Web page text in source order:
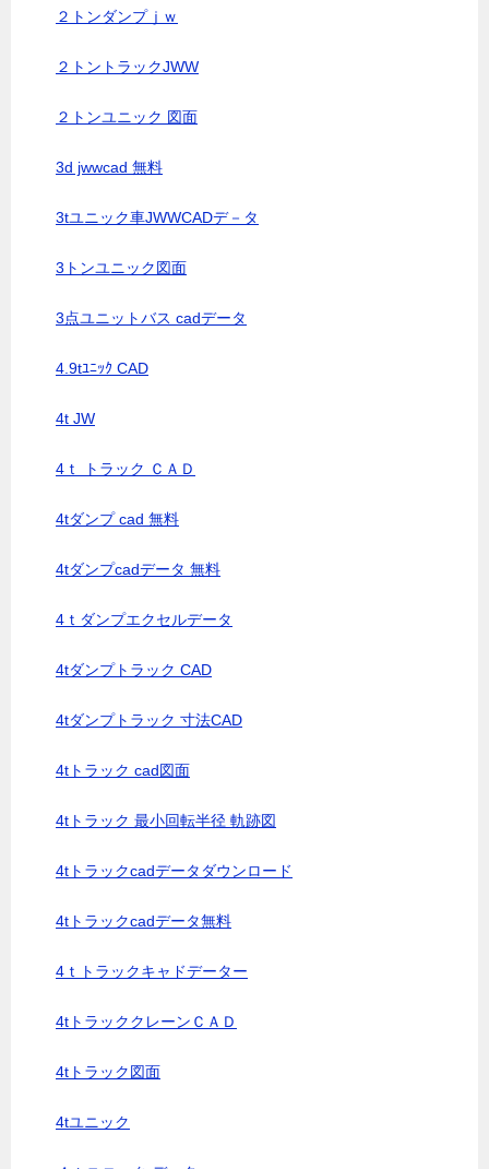
２トンダンプｊｗ
２トントラックJWW
２トンユニック 図面
3d jwwcad 無料
3tユニック車JWWCADデ－タ
3トンユニック図面
3点ユニットバス cadデータ
4.9tﾕﾆｯｸ CAD
4t JW
4ｔ トラック ＣＡＤ
4tダンプ cad 無料
4tダンプcadデータ 無料
4ｔダンプエクセルデータ
4tダンプトラック CAD
4tダンプトラック 寸法CAD
4tトラック cad図面
4tトラック 最小回転半径 軌跡図
4tトラックcadデータダウンロード
4tトラックcadデータ無料
4ｔトラックキャドデーター
4tトラッククレーンＣＡＤ
4tトラック図面
4tユニック